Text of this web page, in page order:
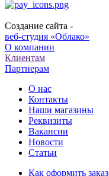
Создание сайта -
веб-студия «Облако»
О компании
Клиентам
Партнерам
О нас
Контакты
Наши магазины
Реквизиты
Вакансии
Новости
Статьи
Как оформить заказ